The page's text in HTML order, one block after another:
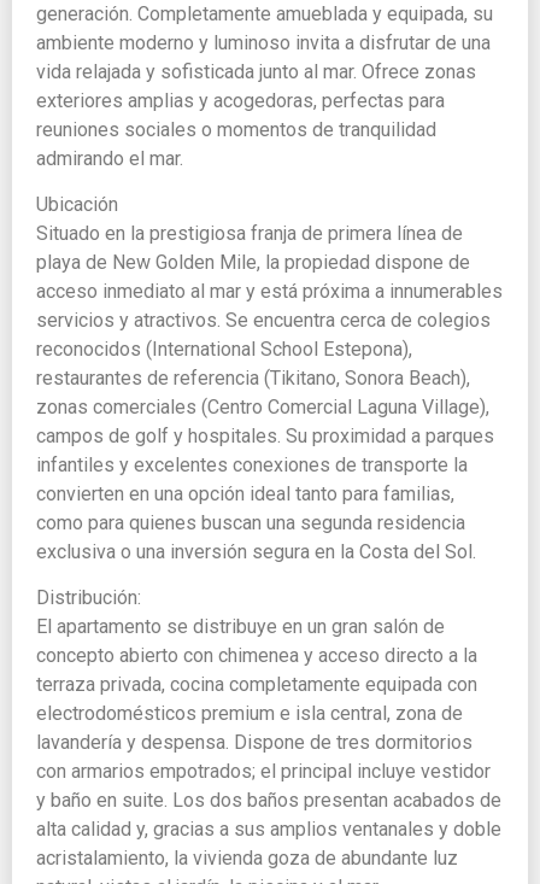
generación. Completamente amueblada y equipada, su
ambiente moderno y luminoso invita a disfrutar de una
vida relajada y sofisticada junto al mar. Ofrece zonas
exteriores amplias y acogedoras, perfectas para
reuniones sociales o momentos de tranquilidad
admirando el mar.
Ubicación
Situado en la prestigiosa franja de primera línea de
playa de New Golden Mile, la propiedad dispone de
acceso inmediato al mar y está próxima a innumerables
servicios y atractivos. Se encuentra cerca de colegios
reconocidos (International School Estepona),
restaurantes de referencia (Tikitano, Sonora Beach),
zonas comerciales (Centro Comercial Laguna Village),
campos de golf y hospitales. Su proximidad a parques
infantiles y excelentes conexiones de transporte la
convierten en una opción ideal tanto para familias,
como para quienes buscan una segunda residencia
exclusiva o una inversión segura en la Costa del Sol.
Distribución:
El apartamento se distribuye en un gran salón de
concepto abierto con chimenea y acceso directo a la
terraza privada, cocina completamente equipada con
electrodomésticos premium e isla central, zona de
lavandería y despensa. Dispone de tres dormitorios
con armarios empotrados; el principal incluye vestidor
y baño en suite. Los dos baños presentan acabados de
alta calidad y, gracias a sus amplios ventanales y doble
acristalamiento, la vivienda goza de abundante luz